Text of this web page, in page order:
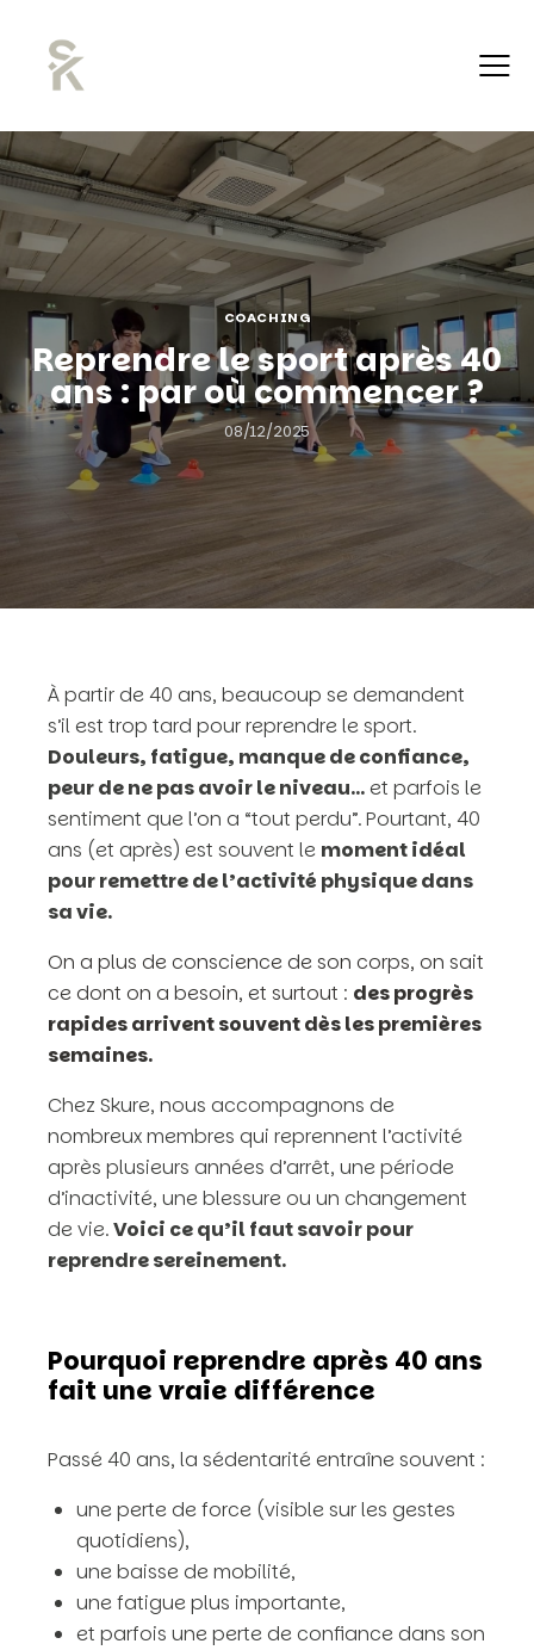
COACHING
Reprendre le sport après 40
ans : par où commencer ?
08/12/2025
À partir de 40 ans, beaucoup se demandent
s’il est trop tard pour reprendre le sport.
Douleurs, fatigue, manque de confiance,
peur de ne pas avoir le niveau…et parfois le
sentiment que l’on a “tout perdu”. Pourtant, 40
ans (et après) est souvent le moment idéal
pour remettre de l’activité physique dans
sa vie.
On a plus de conscience de son corps, on sait
ce dont on a besoin, et surtout : des progrès
rapides arrivent souvent dès les premières
semaines.
Chez Skure, nous accompagnons de
nombreux membres qui reprennent l’activité
après plusieurs années d’arrêt, une période
d’inactivité, une blessure ou un changement
de vie.Voici ce qu’il faut savoir pour
reprendre sereinement.
Pourquoi reprendre après 40 ans
fait une vraie différence
Passé 40 ans, la sédentarité entraîne souvent :
une perte de force (visible sur les gestes
quotidiens),
une baisse de mobilité,
une fatigue plus importante,
et parfois une perte de confiance dans son